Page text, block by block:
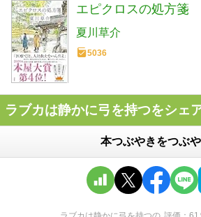
エピクロスの処方箋
夏川草介
5036
ラブカは静かに弓を持つをシェ
本つぶやきをつぶや